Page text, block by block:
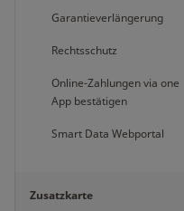
Garantieverlängerung
Rechtsschutz
Online-Zahlungen via one
App bestätigen
Smart Data Webportal
Zusatzkarte